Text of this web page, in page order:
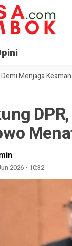
Keamanan dan
2026 - 10:32